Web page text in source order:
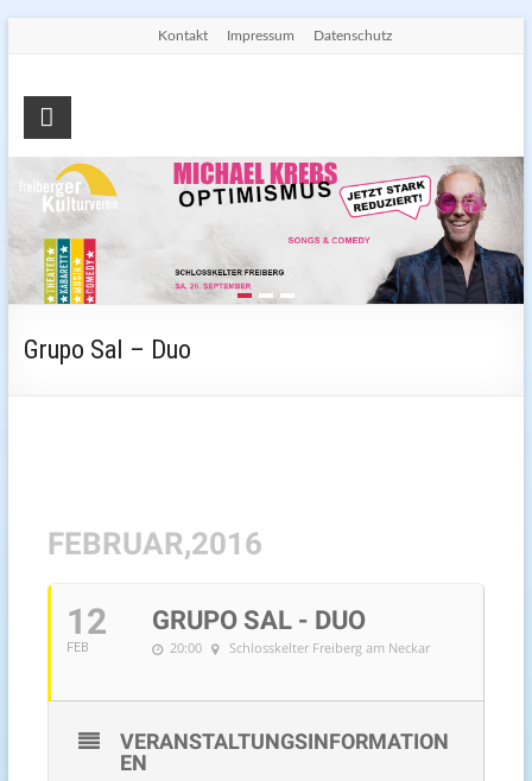
Kontakt Impressum Datenschutz
Freiberger
Kulturverein
e.V.
Die
Seite
für
in
Grupo Sal – Duo
FEBRUAR,2016
12
FEB
GRUPO SAL - DUO
20:00 Schlosskelter Freiberg am Neckar
VERANSTALTUNGSINFORMATION
EN